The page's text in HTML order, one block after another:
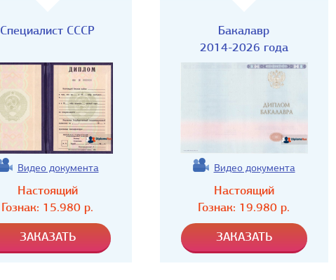
Специалист СССР
Видео документа
Настоящий
Гознак: 15.980 р.
Бакалавр
2014-2026 года
Видео документа
Настоящий
Гознак: 19.980 р.